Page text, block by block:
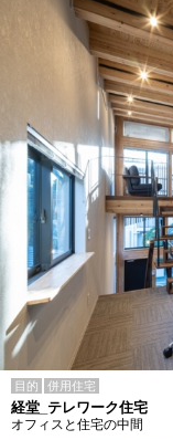
目的 併用住宅
経堂_テレワーク住宅
オフィスと住宅の中間